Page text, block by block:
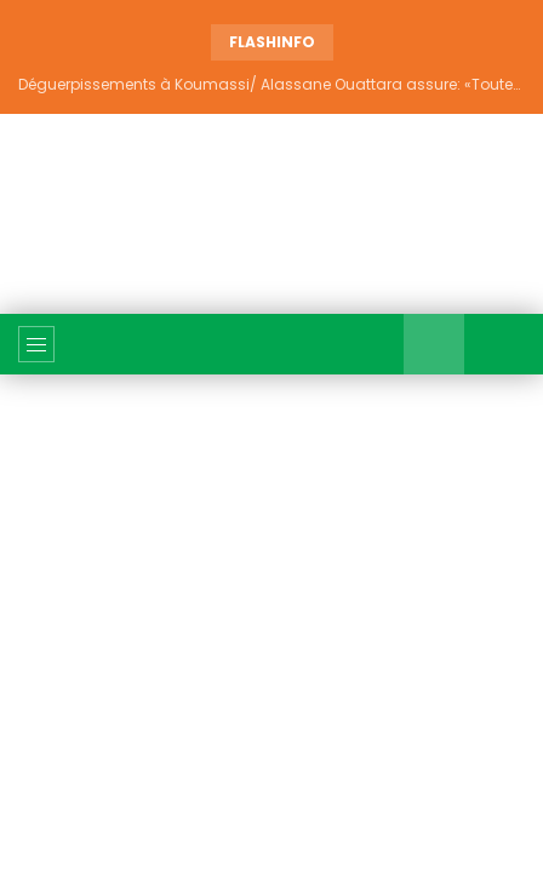
FLASHINFO
Déguerpissements à Koumassi/ Alassane Ouattara assure: «Toutes les responsabilités seront établies et elles donneront lieu aux sanctions prévues par la loi»